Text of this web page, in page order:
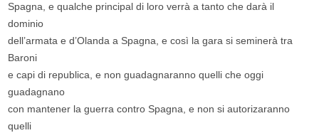
Spagna, e qualche principal di loro verrà a tanto che darà il
dominio
dell’armata e d’Olanda a Spagna, e così la gara si seminerà tra
Baroni
e capi di republica, e non guadagnaranno quelli che oggi
guadagnano
con mantener la guerra contro Spagna, e non si autorizaranno
quelli